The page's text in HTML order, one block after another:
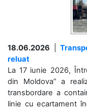
18.06.2026
reluat
La 17 iunie 2026,
din Moldova” a
transbordare a
linie cu ecartament